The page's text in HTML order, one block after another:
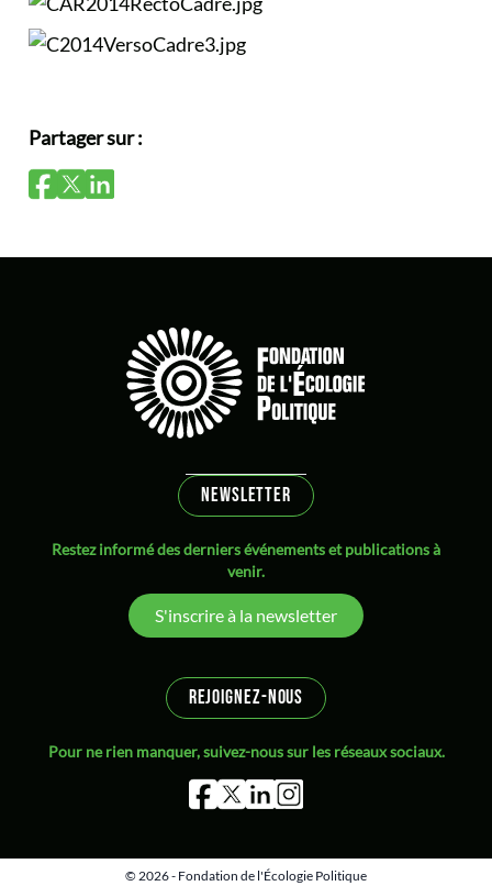
Partager sur :
NEWSLETTER
Restez informé des derniers événements et publications à
venir.
S'inscrire à la newsletter
REJOIGNEZ-NOUS
Pour ne rien manquer, suivez-nous sur les réseaux sociaux.
© 2026 - Fondation de l'Écologie Politique